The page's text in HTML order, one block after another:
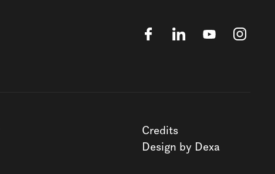
Credits
Design by Dexa